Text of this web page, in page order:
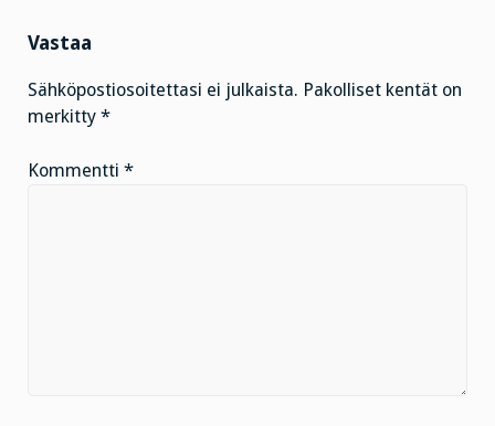
Vastaa
Sähköpostiosoitettasi ei julkaista. Pakolliset kentät on
merkitty *
Kommentti *